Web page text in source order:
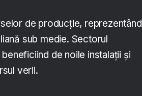
de producție, reprezentând
sub medie. Sectorul
de noile instalații și
verii.